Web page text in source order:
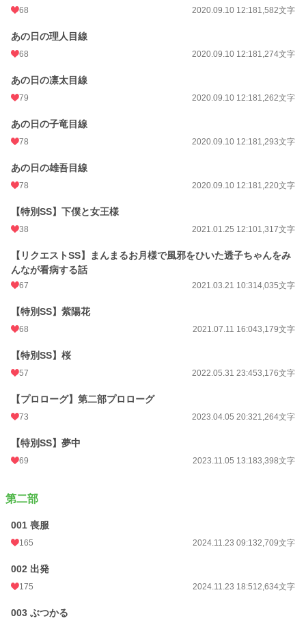
68 2020.09.10 12:181,582文字
あの日の理人目線
68 2020.09.10 12:181,274文字
あの日の凛太目線
79 2020.09.10 12:181,262文字
あの日の子竜目線
78 2020.09.10 12:181,293文字
あの日の雄吾目線
78 2020.09.10 12:181,220文字
【特別SS】下僕と女王様
38 2021.01.25 12:101,317文字
【リクエストSS】まんまるお月様で風邪をひいた透子ちゃんをみ
んなが看病する話
67 2021.03.21 10:314,035文字
【特別SS】紫陽花
68 2021.07.11 16:043,179文字
【特別SS】桜
57 2022.05.31 23:453,176文字
【プロローグ】第二部プロローグ
73 2023.04.05 20:321,264文字
【特別SS】夢中
69 2023.11.05 13:183,398文字
第二部
001 喪服
165 2024.11.23 09:132,709文字
002 出発
175 2024.11.23 18:512,634文字
003 ぶつかる